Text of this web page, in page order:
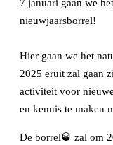
7 januari gaan we
nieuwjaarsborrel!
Hier gaan we het
2025 eruit zal gaan
activiteit voor
en kennis te maken
De borrel🥃 zal om